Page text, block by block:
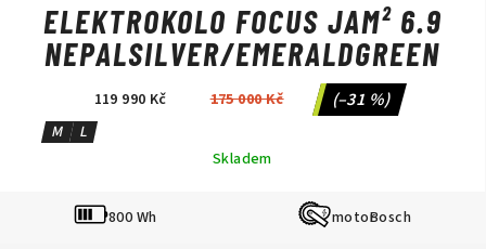
ELEKTROKOLO FOCUS JAM² 6.9
NEPALSILVER/EMERALDGREEN
119 990 Kč 175 000 Kč (–31 %)
M
L
Skladem
800 Wh Bosch